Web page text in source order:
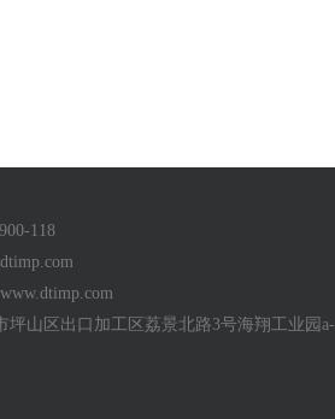
118
坪山区出口加工区荔景北路3号海翔工业园a-